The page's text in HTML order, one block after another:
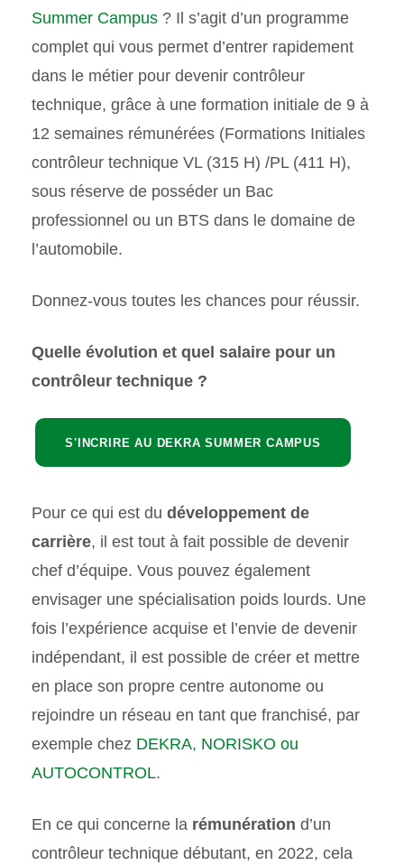
Summer Campus ? Il s’agit d’un programme
complet qui vous permet d’entrer rapidement
dans le métier pour devenir contrôleur
technique, grâce à une formation initiale de 9 à
12 semaines rémunérées (Formations Initiales
contrôleur technique VL (315 H) /PL (411 H),
sous réserve de posséder un Bac
professionnel ou un BTS dans le domaine de
l’automobile.
Donnez-vous toutes les chances pour réussir.
Quelle évolution et quel salaire pour un
contrôleur technique ?
S'INCRIRE AU DEKRA SUMMER CAMPUS
Pour ce qui est du développement de
carrière, il est tout à fait possible de devenir
chef d’équipe. Vous pouvez également
envisager une spécialisation poids lourds. Une
fois l’expérience acquise et l’envie de devenir
indépendant, il est possible de créer et mettre
en place son propre centre autonome ou
rejoindre un réseau en tant que franchisé, par
exemple chez DEKRA, NORISKO ou
AUTOCONTROL.
En ce qui concerne la rémunération d’un
contrôleur technique débutant, en 2022, cela